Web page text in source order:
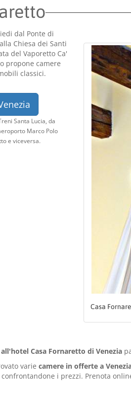
dal Ponte di
Chiesa dei Santi
del Vaporetto Ca'
propone camere
classici.
Santa Lucia, da
Marco Polo
e viceversa.
Casa
Casa Fornaretto di Venezia
varie camere in offerte a
i prezzi. Prenota